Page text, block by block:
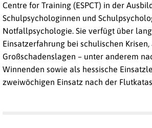
Centre for Training (ESPCT) in der
Schulpsychologinnen und
Notfallpsychologie. Sie verfügt über
Einsatzerfahrung bei schulischen Krisen,
Großschadenslagen – unter anderem
Winnenden sowie als hessische
zweiwöchigen Einsatz nach der